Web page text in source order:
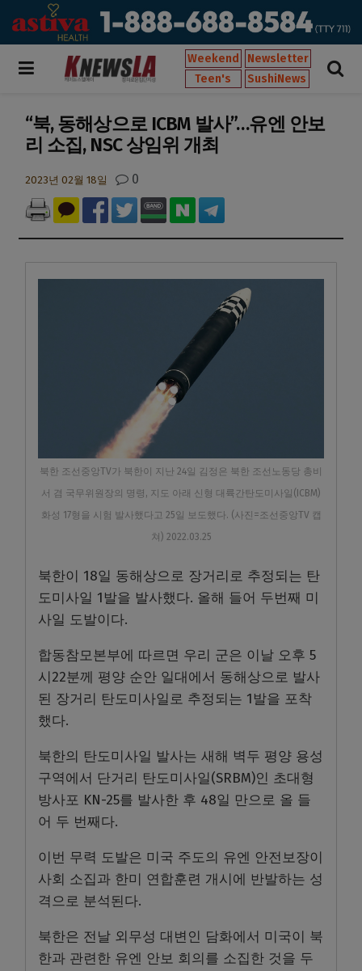
Weekend
Newsletter
Teen's
SushiNews
“북, 동해상으로 ICBM 발사”…유엔 안보
리 소집, NSC 상임위 개최
2023년 02월 18일 0
북한 조선중앙TV가 북한이 지난 24일 김정은 북한 조선노동당 총비
서 겸 국무위원장의 명령, 지도 아래 신형 대륙간탄도미사일(ICBM)
화성 17형을 시험 발사했다고 25일 보도했다. (사진=조선중앙TV 캡
쳐) 2022.03.25
북한이 18일 동해상으로 장거리로 추정되는 탄
도미사일 1발을 발사했다. 올해 들어 두번째 미
사일 도발이다.
합동참모본부에 따르면 우리 군은 이날 오후 5
시22분께 평양 순안 일대에서 동해상으로 발사
된 장거리 탄도미사일로 추정되는 1발을 포착
했다.
북한의 탄도미사일 발사는 새해 벽두 평양 용성
구역에서 단거리 탄도미사일(SRBM)인 초대형
방사포 KN-25를 발사한 후 48일 만으로 올 들
어 두 번째다.
이번 무력 도발은 미국 주도의 유엔 안전보장이
사회 소집과 한미 연합훈련 개시에 반발하는 성
격으로 분석된다.
북한은 전날 외무성 대변인 담화에서 미국이 북
한과 관련한 유엔 안보 회의를 소집한 것을 두